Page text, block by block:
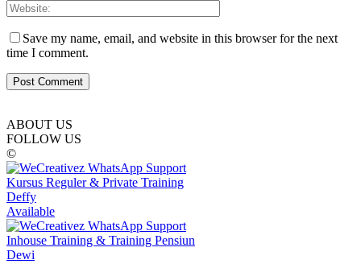
Save my name, email, and website in this browser for the next
time I comment.
ABOUT US
FOLLOW US
©
Kursus Reguler & Private Training
Deffy
Available
Inhouse Training & Training Pensiun
Dewi